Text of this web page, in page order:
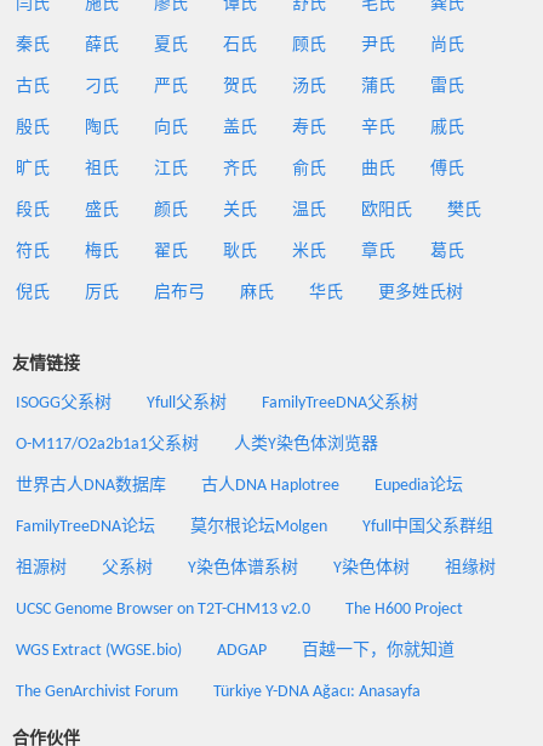
闫氏 施氏 廖氏 谭氏 舒氏 毛氏 龚氏
秦氏 薛氏 夏氏 石氏 顾氏 尹氏 尚氏
古氏 刁氏 严氏 贺氏 汤氏 蒲氏 雷氏
殷氏 陶氏 向氏 盖氏 寿氏 辛氏 戚氏
旷氏 祖氏 江氏 齐氏 俞氏 曲氏 傅氏
段氏 盛氏 颜氏 关氏 温氏 欧阳氏 樊氏
符氏 梅氏 翟氏 耿氏 米氏 章氏 葛氏
倪氏 厉氏 启布弓 麻氏 华氏 更多姓氏树
友情链接
ISOGG父系树 Yfull父系树 FamilyTreeDNA父系树
O-M117/O2a2b1a1父系树 人类Y染色体浏览器
世界古人DNA数据库 古人DNA Haplotree Eupedia论坛
FamilyTreeDNA论坛 莫尔根论坛Molgen Yfull中国父系群组
祖源树 父系树 Y染色体谱系树 Y染色体树 祖缘树
UCSC Genome Browser on T2T-CHM13 v2.0 The H600 Project
WGS Extract (WGSE.bio) ADGAP 百越一下，你就知道
The GenArchivist Forum Türkiye Y-DNA Ağacı: Anasayfa
合作伙伴